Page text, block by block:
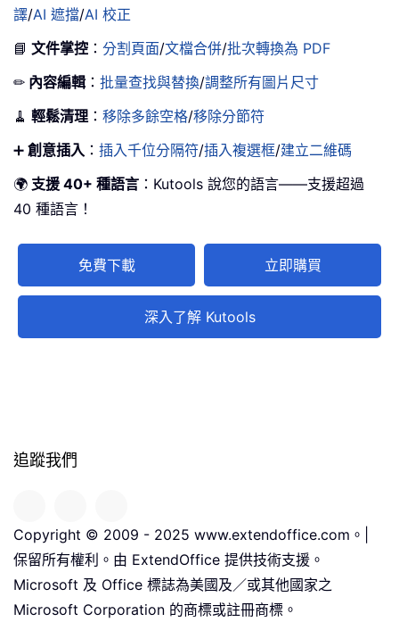
譯/AI 遮擋/AI 校正
📘 文件掌控 ： 分割頁面/文檔合併/批次轉換為 PDF
✏ 內容編輯 ： 批量查找與替換/調整所有圖片尺寸
🧹 輕鬆清理 ： 移除多餘空格/移除分節符
➕ 創意插入 ： 插入千位分隔符/插入複選框/建立二維碼
🌍 支援 40+ 種語言 ：Kutools 說您的語言——支援超過
40 種語言！
免費下載 立即購買
深入了解 Kutools
追蹤我們
Copyright © 2009 - 2025 www.extendoffice.com。|
保留所有權利。由 ExtendOffice 提供技術支援。
Microsoft 及 Office 標誌為美國及／或其他國家之
Microsoft Corporation 的商標或註冊商標。